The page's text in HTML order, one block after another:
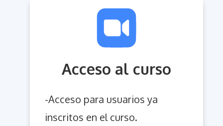
Acceso al curso
-Acceso para usuarios ya
inscritos en el curso.